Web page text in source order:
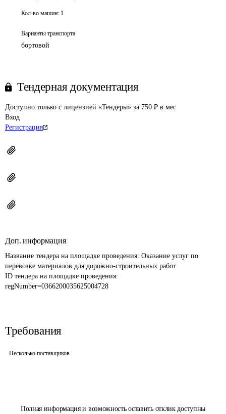
Полная информация и возможность оставить отклик доступны
Кол-во машин: 1
Варианты транспорта
бортовой
Тендерная документация
Доступно только с лицензией «Тендеры» за 750 ₽ в мес
Вход
Регистрация
Доп. информация
Название тендера на площадке проведения: Оказание услуг по
перевозке материалов для дорожно-строительных работ
ID тендера на площадке проведения:
regNumber=0366200035625004728
Требования
Несколько поставщиков